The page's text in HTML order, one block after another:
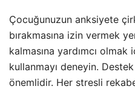
Çocuğunuzun anksiyete
bırakmasına izin vermek
kalmasına yardımcı
kullanmayı deneyin.
önemlidir. Her stresli